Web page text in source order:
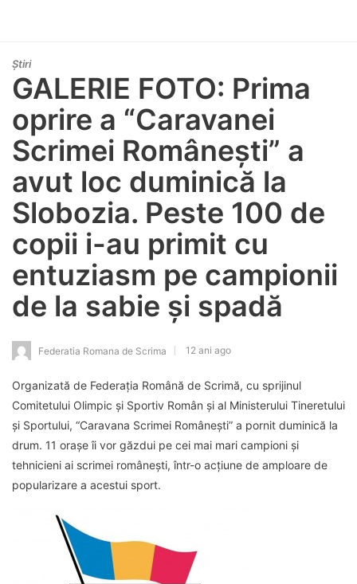
Știri
GALERIE FOTO: Prima
oprire a “Caravanei
Scrimei Românești” a
avut loc duminică la
Slobozia. Peste 100 de
copii i-au primit cu
entuziasm pe campionii
de la sabie și spadă
Federatia Romana de Scrima 12 ani ago
Organizată de Federația Română de Scrimă, cu sprijinul
Comitetului Olimpic și Sportiv Român și al Ministerului Tineretului
și Sportului, “Caravana Scrimei Românești” a pornit duminică la
drum. 11 orașe îi vor găzdui pe cei mai mari campioni și
tehnicieni ai scrimei românești, într-o acțiune de amploare de
popularizare a acestui sport.